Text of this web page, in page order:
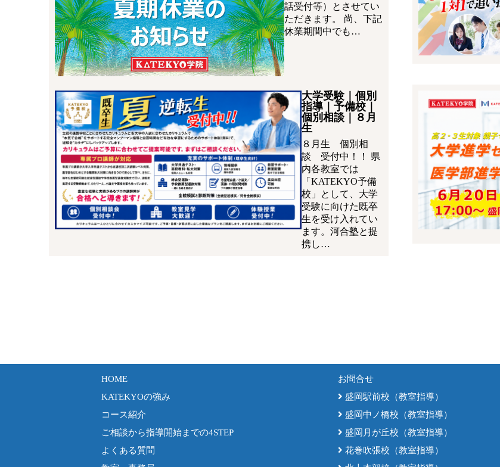
話受付等）とさせてい
ただきます。 尚、下記
休業期間中でも…
大学受験｜個別
指導｜予備校｜
個別相談｜８月
生
８月生 個別相
談 受付中！！ 県
内各教室では
「KATEKYO予備
校」として、大学
受験に向けた既卒
生を受け入れてい
ます。河合塾と提
携し…
HOME
KATEKYOの強み
コース紹介
ご相談から指導開始までの4STEP
よくある質問
お問合せ
盛岡駅前校（教室指導）
盛岡中ノ橋校（教室指導）
盛岡月が丘校（教室指導）
花巻吹張校（教室指導）